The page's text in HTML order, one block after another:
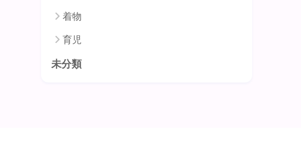
着物
育児
未分類